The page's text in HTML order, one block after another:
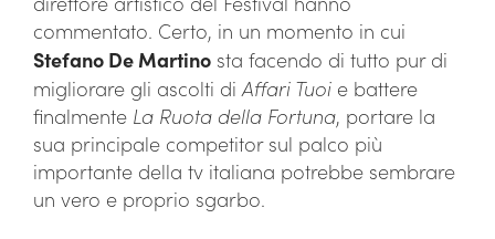
commentato. Certo, in un momento in cui
Stefano De Martino sta facendo di tutto pur di
migliorare gli ascolti diAffari Tuoi e battere
finalmente La Ruota della Fortuna, portare la
sua principale competitor sul palco più
importante della tv italiana potrebbe sembrare
un vero e proprio sgarbo.